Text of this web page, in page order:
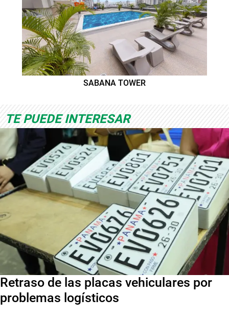
SABANA TOWER
TE PUEDE INTERESAR
Retraso de las placas vehiculares por
problemas logísticos